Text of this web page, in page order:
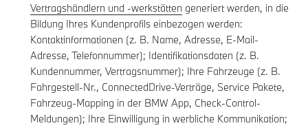
Vertragshändlern und -werkstätten generiert werden, in die
Bildung Ihres Kundenprofils einbezogen werden:
Kontaktinformationen (z. B. Name, Adresse, E-Mail-
Adresse, Telefonnummer); Identifikationsdaten (z. B.
Kundennummer, Vertragsnummer); Ihre Fahrzeuge (z. B.
Fahrgestell-Nr., ConnectedDrive-Verträge, Service Pakete,
Fahrzeug-Mapping in der BMW App, Check-Control-
Meldungen); Ihre Einwilligung in werbliche Kommunikation;